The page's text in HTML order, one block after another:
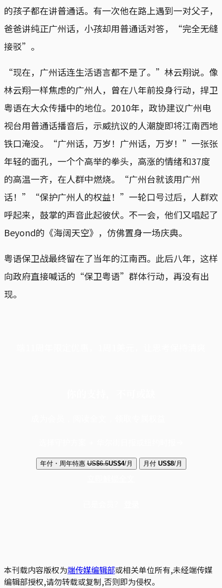
的孩子都在讲普通话。有一次他在路上遇到一对父子，
爸爸讲纯正广州话，小孩却用普通话对答，“完全无缝
接驳”。
“现在，广州话连生活语言都不是了。”林云翔说。像
林云翔一样焦虑的广州人，曾在八年前投身行动，捍卫
粤语在大众传播中的地位。2010年，政协建议广州电
视台用普通话播音后，示威抗议的人潮旋即将江南西地
铁口淹没。“广州话，万岁！广州话，万岁！”一张张
年轻的面孔，一个个高举的拳头，高涨的情绪和37度
的高温一齐，在人群中燃烧。“广州台就该用广州
话！”“保护广州人的权益！”一轮口号过后，人群欢
呼起来，鼓掌的声音此起彼伏。不一会，他们又唱起了
Beyond的《海阔天空》，仿佛置身一场庆典。
粤语保卫战最终留在了当年的江南西。此后八年，这样
向政府直接喊话的“保卫粤语”群体行动，再没有出
现。
年付・周年特惠 US$6.5US$4/月 月付 US$8/月
本刊载内容版权为端传媒编辑部或相关单位所有,未经端传媒
编辑部授权,请勿转载或复制,否则即为侵权。